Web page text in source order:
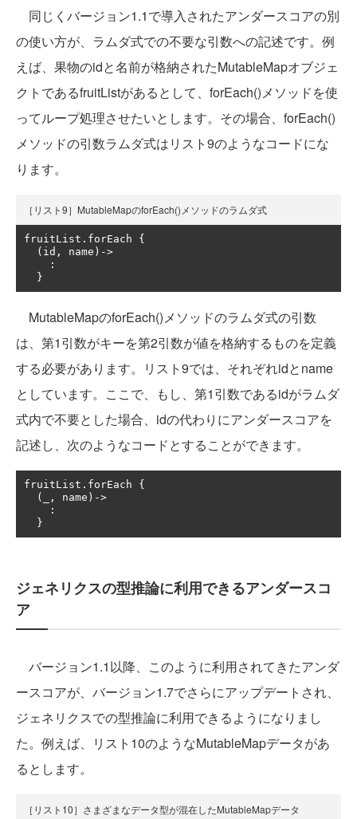
同じくバージョン1.1で導入されたアンダースコアの別
の使い方が、ラムダ式での不要な引数への記述です。例
えば、果物のidと名前が格納されたMutableMapオブジェ
クトであるfruitListがあるとして、forEach()メソッドを使
ってループ処理させたいとします。その場合、forEach()
メソッドの引数ラムダ式はリスト9のようなコードにな
ります。
［リスト9］MutableMapのforEach()メソッドのラムダ式
fruitList . forEach {
( id , name )->
:
}
MutableMapのforEach()メソッドのラムダ式の引数
は、第1引数がキーを第2引数が値を格納するものを定義
する必要があります。リスト9では、それぞれidとname
としています。ここで、もし、第1引数であるidがラムダ
式内で不要とした場合、idの代わりにアンダースコアを
記述し、次のようなコードとすることができます。
fruitList . forEach {
(
, name )->
:
}
ジェネリクスの型推論に利用できるアンダースコ
ア
バージョン1.1以降、このように利用されてきたアンダ
ースコアが、バージョン1.7でさらにアップデートされ、
ジェネリクスでの型推論に利用できるようになりまし
た。例えば、リスト10のようなMutableMapデータがあ
るとします。
［リスト10］さまざまなデータ型が混在したMutableMapデータ